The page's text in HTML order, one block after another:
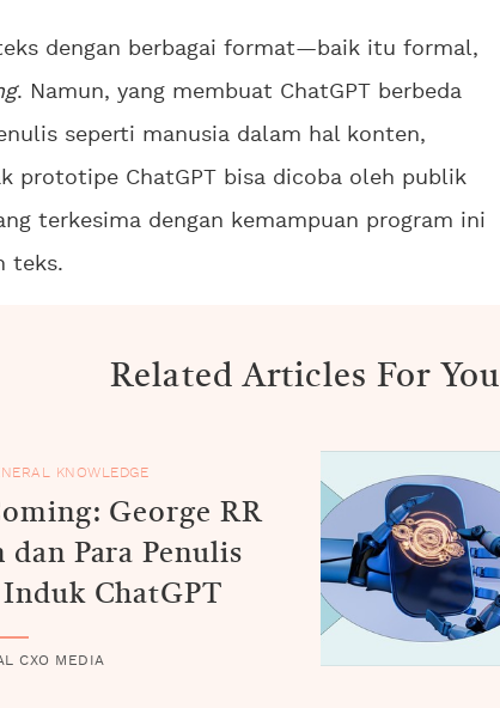
dengan berbagai format—baik itu formal,
. Namun, yang membuat ChatGPT berbeda
seperti manusia dalam hal konten,
prototipe ChatGPT bisa dicoba oleh publik
terkesima dengan kemampuan program ini
teks.
Related Articles For You
KNOWLEDGE
George RR
Para Penulis
ChatGPT
CXO MEDIA